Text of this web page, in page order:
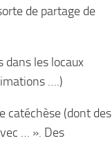
de partage de
dans les locaux
….)
catéchèse (dont des
… ». Des